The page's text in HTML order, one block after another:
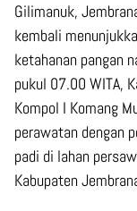
Gilimanuk,
kembali
ketahanan pangan
pukul 07.00 WITA,
Kompol I Komang
perawatan dengan
padi di lahan
Kabupaten